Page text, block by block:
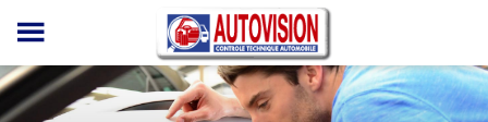
Panneau de gestion des cookies